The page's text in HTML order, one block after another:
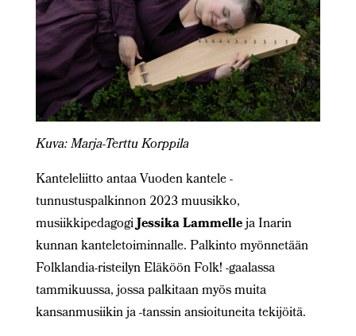
Kuva: Marja-Terttu Korppila
Kanteleliitto antaa Vuoden kantele -
tunnustuspalkinnon 2023 muusikko,
musiikkipedagogiJessika Lammelleja Inarin
kunnan kanteletoiminnalle. Palkinto myönnetään
Folklandia-risteilyn Eläköön Folk! -gaalassa
tammikuussa, jossa palkitaan myös muita
kansanmusiikin ja -tanssin ansioituneita tekijöitä.